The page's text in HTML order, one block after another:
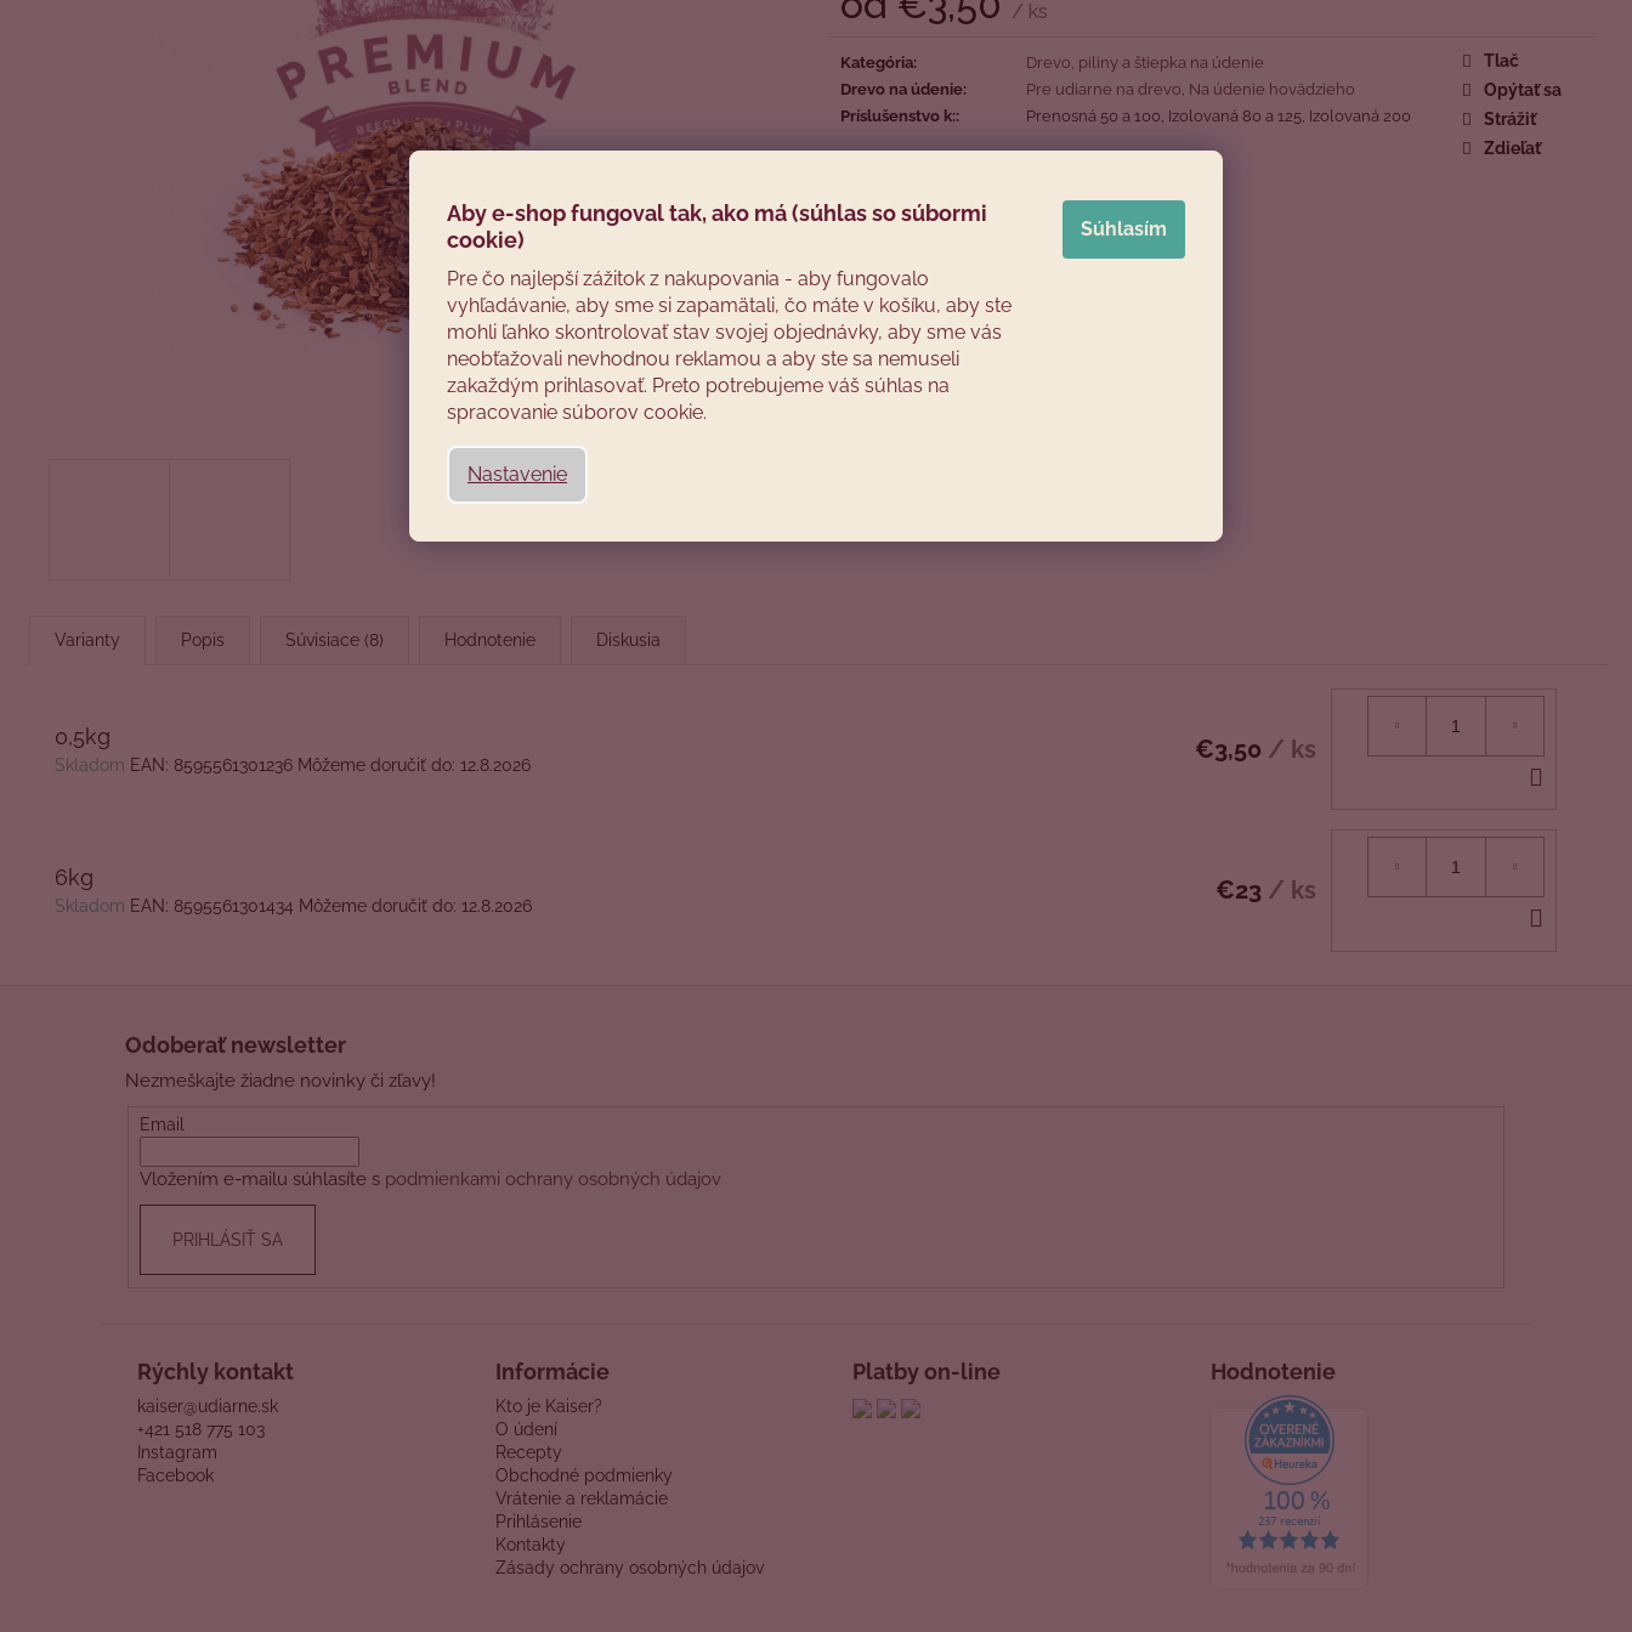
Aby e-shop fungoval tak, ako má (súhlas so súbormi
cookie)
Pre čo najlepší zážitok z nakupovania - aby fungovalo
vyhľadávanie, aby sme si zapamätali, čo máte v košíku, aby ste
mohli ľahko skontrolovať stav svojej objednávky, aby sme vás
neobťažovali nevhodnou reklamou a aby ste sa nemuseli
zakaždým prihlasovať. Preto potrebujeme váš súhlas na
spracovanie súborov cookie.
Nastavenie
Súhlasím
/ ks
cena:
Kategória:
Drevo, piliny a štiepka na údenie
Drevo na údenie: Pre udiarne na drevo Na údenie hovädzieho
Príslušenstvo k:: Prenosná 50 a 100, Izolovaná 80 a 125, Izolovaná 200
Tlač
Opýtať sa
Strážiť
Zdieľať
Varianty Popis Súvisiace (8) Hodnotenie Diskusia
0,5kg
Skladom EAN: 8595561301236 Môžeme doručiť do: 12.8.2026
€3,50 / ks
6kg
Skladom EAN: 8595561301434 Môžeme doručiť do: 12.8.2026
€23 / ks
Odoberať newsletter
Nezmeškajte žiadne novinky či zľavy!
Email
Vložením e-mailu súhlasíte s podmienkami ochrany osobných údajov
PRIHLÁSIŤ SA
Rýchly kontakt
kaiser@udiarne.sk
+421 518 775 103
Instagram
Facebook
Informácie
Kto je Kaiser?
O údení
Recepty
Obchodné podmienky
Vrátenie a reklamácie
Prihlásenie
Kontakty
Zásady ochrany osobných údajov
Platby on-line Hodnotenie